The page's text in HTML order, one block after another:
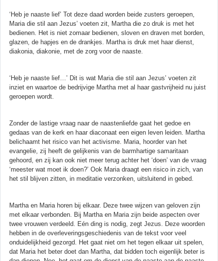
‘Heb je naaste lief’ Tot deze daad worden beide zusters geroepen,
Maria die stil aan Jezus’ voeten zit, Martha die zo druk is met het
bedienen. Het is niet zomaar bedienen, sloven en draven met borden,
glazen, de hapjes en de drankjes. Martha is druk met haar dienst,
diakonia, diakonie, met de zorg voor de naaste.
‘Heb je naaste lief…’ Dit is wat Maria die stil aan Jezus’ voeten zit
inziet en waartoe de bedrijvige Martha met al haar gastvrijheid nu juist
geroepen wordt.
Zonder de lastige vraag naar de naastenliefde gaat het gedoe en
gedaas van de kerk en haar diaconaat een eigen leven leiden. Martha
belichaamt het risico van het activisme. Maria, hoorder van het
evangelie, zij heeft de gelijkenis van de barmhartige samaritaan
gehoord, en zij kan ook niet meer terug achter het ‘doen’ van de vraag
‘meester wat moet ik doen?’ Ook Maria draagt een risico in zich, van
het stil blijven zitten, in meditatie verzonken, uitsluitend in gebed.
Martha en Maria horen bij elkaar. Deze twee wijzen van geloven zijn
met elkaar verbonden. Bij Martha en Maria zijn beide aspecten over
twee vrouwen verdeeld. Eén ding is nodig, zegt Jezus. Deze woorden
hebben in de overleveringsgeschiedenis van de tekst voor veel
onduidelijkheid gezorgd. Het gaat niet om het tegen elkaar uit spelen,
dat Maria het beter doet dan Martha, dat bidden toch eigenlijk beter is